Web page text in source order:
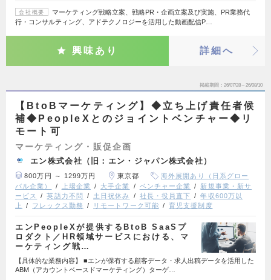
会社概要
マーケティング戦略立案、戦略PR・企画立案及び実施、PR業務代
行・コンサルティング、アドテクノロジーを活用した動画配信P…
興味あり 詳細へ
掲載期間 26/07/28～26/08/10
【BtoBマーケティング】◆立ち上げ責任者候
補◆PeopleXとのジョイントベンチャー◆リ
モート可
マーケティング・販促企画
エン株式会社（旧：エン・ジャパン株式会社）
800万円 ～ 1299万円 東京都
海外展開あり（日系グロー
バル企業）
上場企業 大手企業 ベンチャー企業
新規事業・新サ
ービス
英語力不問 土日祝休み 社長・役員直下
年収600万以
上
フレックス勤務 リモートワーク可能 育児支援制度
エンPeopleXが提供するBtoB SaaSプ
ロダクト／HR領域サービスにおける、マ
ーケティング戦…
【具体的な業務内容】 ■エンが保有する顧客データ・求人出稿データを活用した
ABM（アカウントベースドマーケティング）ターゲ…